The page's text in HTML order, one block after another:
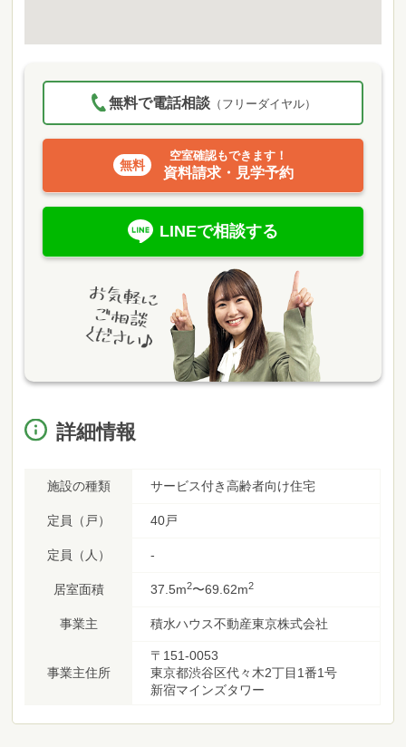
無料で電話相談（フリーダイヤル）
空室確認もできます！
資料請求・見学予約
LINEで相談する
詳細情報
施設の種類 サービス付き高齢者向け住宅
定員（戸） 40戸
定員（人） -
居室面積 37.5m2〜69.62m2
事業主 積水ハウス不動産東京株式会社
事業主住所
〒151-0053
東京都渋谷区代々木2丁目1番1号
新宿マインズタワー